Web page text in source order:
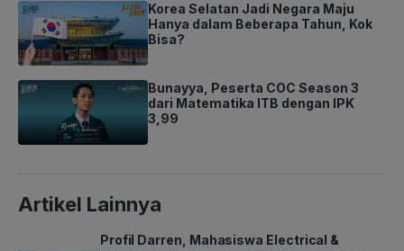
Korea Selatan Jadi Negara Maju
Hanya dalam Beberapa Tahun, Kok
Bisa?
Bunayya, Peserta COC Season 3
dari Matematika ITB dengan IPK
3,99
Artikel Lainnya
Profil Darren, Mahasiswa Electrical &